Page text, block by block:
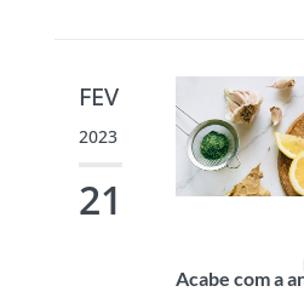
FEV
2023
21
Acabe com a